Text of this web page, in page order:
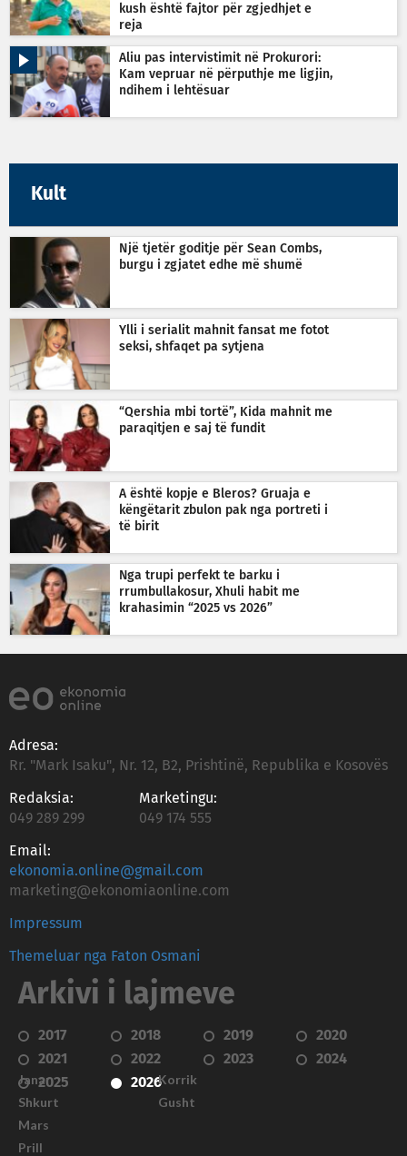
kush është fajtor për zgjedhjet e
reja
Aliu pas intervistimit në Prokurori:
Kam vepruar në përputhje me ligjin,
ndihem i lehtësuar
Kult
Një tjetër goditje për Sean Combs,
burgu i zgjatet edhe më shumë
Ylli i serialit mahnit fansat me fotot
seksi, shfaqet pa sytjena
“Qershia mbi tortë”, Kida mahnit me
paraqitjen e saj të fundit
A është kopje e Bleros? Gruaja e
këngëtarit zbulon pak nga portreti i
të birit
Nga trupi perfekt te barku i
rrumbullakosur, Xhuli habit me
krahasimin “2025 vs 2026”
Adresa:
Rr. "Mark Isaku", Nr. 12, B2, Prishtinë, Republika e Kosovës
Redaksia:
049 289 299
Marketingu:
049 174 555
Email:
ekonomia.online@gmail.com
marketing@ekonomiaonline.com
Impressum
Themeluar nga Faton Osmani
Arkivi i lajmeve
2017 2018 2019
2020
2021
2022 2023
2024
2025
2026
Janar
Shkurt
Mars
Prill
Korrik
Gusht